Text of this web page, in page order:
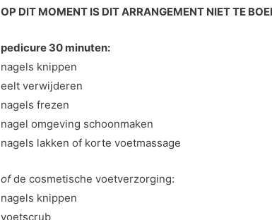
OP DIT MOMENT IS DIT ARRANGEMENT NIET TE
pedicure 30 minuten:
nagels knippen
eelt verwijderen
nagels frezen
nagel omgeving schoonmaken
nagels lakken of korte voetmassage
ofde cosmetische voetverzorging:
nagels knippen
voetscrub